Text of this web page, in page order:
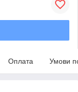
Оплата Умови